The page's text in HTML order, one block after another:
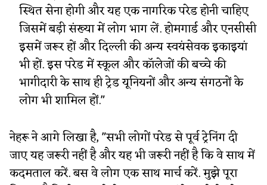
स्थित सेना होगी और यह एक नागरिक परेड होनी चाहिए
जिसमें बड़ी संख्या में लोग भाग लें. होमगार्ड और एनसीसी
इसमें जरूर हों और दिल्ली की अन्य स्वयंसेवक इकाइयां
भी हों. इस परेड में स्कूल और कॉलेजों की बच्चे की
भागीदारी के साथ ही ट्रेड यूनियनों और अन्य संगठनों के
लोग भी शामिल हों."
नेहरू ने आगे लिखा है, "सभी लोगों परेड से पूर्व ट्रेनिंग दी
जाए यह जरूरी नहीं है और यह भी जरूरी नहीं है कि वे साथ में
कदमताल करें. बस वे लोग एक साथ मार्च करें. मुझे पूरा